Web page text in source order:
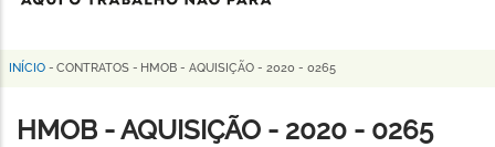
Horizonte
Trilha
de
INÍCIO - CONTRATOS - HMOB - AQUISIÇÃO - 2020 - 0265
HMOB - AQUISIÇÃO - 2020 - 0265